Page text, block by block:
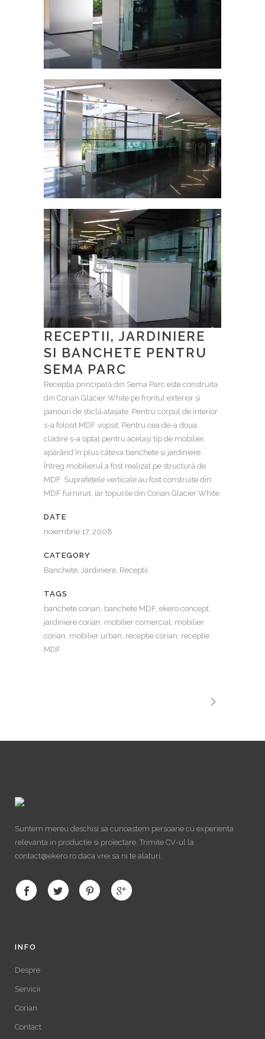
RECEPTII, JARDINIERE
SI BANCHETE PENTRU
SEMA PARC
Recepția principală din Sema Parc este construita
din Corian Glacier White pe frontul exterior și
panouri de sticlă atașate. Pentru corpul de interior
s-a folosit MDF vopsit. Pentru cea de-a doua
clădire s-a optat pentru același tip de mobilier,
apărând în plus câteva banchete și jardiniere.
Întreg mobilierul a fost realizat pe structură de
MDF. Suprafețele verticale au fost construite din
MDF furniruit, iar topurile din Corian Glacier White.
DATE
noiembrie 17, 2008
CATEGORY
Banchete, Jardiniere, Receptii
TAGS
banchete corian, banchete MDF, ekero concept,
jardiniere corian, mobilier comercial, mobilier
corian, mobilier urban, receptie corian, receptie
MDF
Suntem mereu deschisi sa cunoastem persoane cu experienta
relevanta in productie si proiectare. Trimite CV-ul la
contact@ekero.ro daca vrei sa ni te alaturi.
INFO
Despre
Servicii
Corian
Contact